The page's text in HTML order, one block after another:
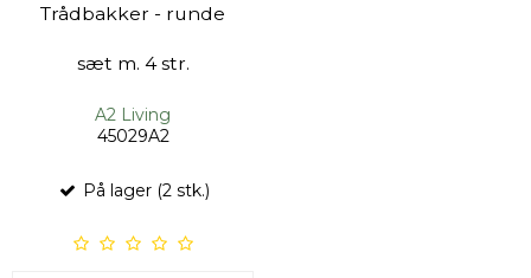
Trådbakker - runde
sæt m. 4 str.
A2 Living
45029A2
På lager (2 stk.)